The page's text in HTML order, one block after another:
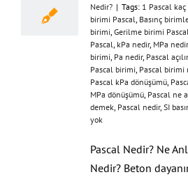
Nedir? | Tags: 1 Pascal kaç
birimi Pascal Basınç
birimi Gerilme birimi Pascal
Pascal kPa nedir, MPa nedir
birimi Pa nedir, Pascal
Pascal birimi Pascal birimi
Pascal kPa dönüşümü
MPa dönüşümü Pascal ne
demek Pascal nedir, SI
yok
Pascal Nedir? Ne
Nedir? Beton